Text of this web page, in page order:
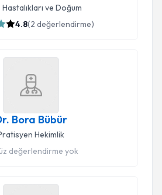
Hastalıkları ve Doğum
4.8(2 değerlendirme)
Bora Bübür
Hekimlik
değerlendirme yok